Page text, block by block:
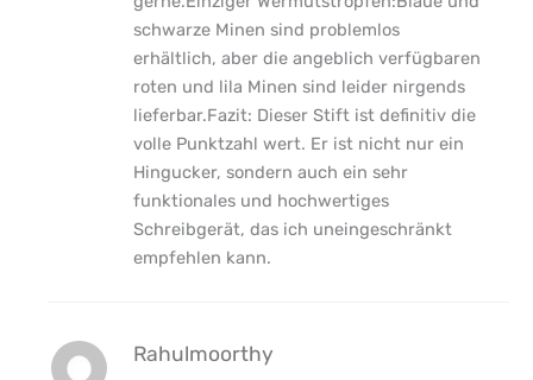
schwarze Minen sind problemlos
erhältlich, aber die angeblich verfügbaren
roten und lila Minen sind leider nirgends
lieferbar.Fazit: Dieser Stift ist definitiv die
volle Punktzahl wert. Er ist nicht nur ein
Hingucker, sondern auch ein sehr
funktionales und hochwertiges
Schreibgerät, das ich uneingeschränkt
empfehlen kann.
Rahulmoorthy